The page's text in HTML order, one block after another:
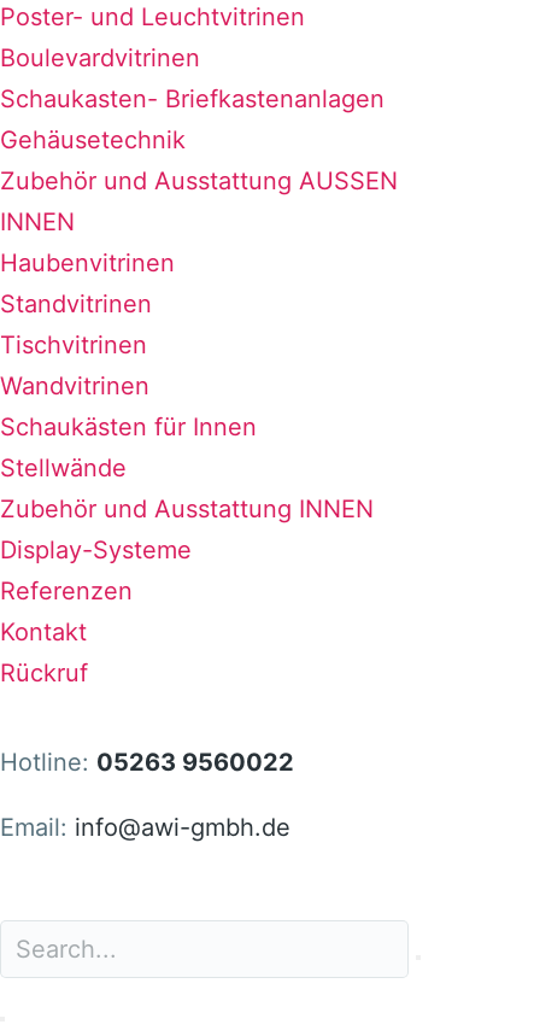
Poster- und Leuchtvitrinen
Boulevardvitrinen
Schaukasten- Briefkastenanlagen
Gehäusetechnik
Zubehör und Ausstattung AUSSEN
INNEN
Haubenvitrinen
Standvitrinen
Tischvitrinen
Wandvitrinen
Schaukästen für Innen
Stellwände
Zubehör und Ausstattung INNEN
Display-Systeme
Referenzen
Kontakt
Rückruf
Hotline: 05263 9560022
Email: info@awi-gmbh.de